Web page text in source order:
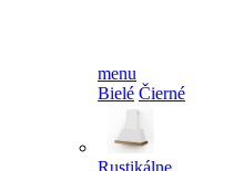
menu
Bielé Čierné
Rustikálne